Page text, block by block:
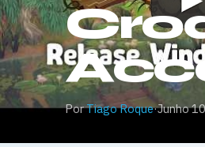
PorTiago Roque·Junho